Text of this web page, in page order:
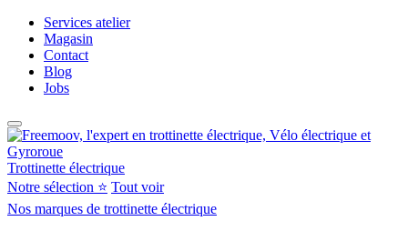
Services atelier
Magasin
Contact
Blog
Jobs
Trottinette électrique
Notre sélection ⭐ Tout voir
Nos marques de trottinette électrique